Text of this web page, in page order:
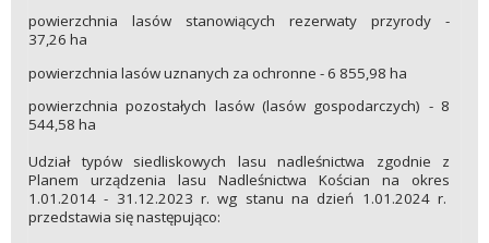
powierzchnia lasów stanowiących rezerwaty przyrody -
37,26 ha
powierzchnia lasów uznanych za ochronne - 6 855,98 ha
powierzchnia pozostałych lasów (lasów gospodarczych) - 8
544,58 ha
Udział typów siedliskowych lasu nadleśnictwa zgodnie z
Planem urządzenia lasu Nadleśnictwa Kościan na okres
1.01.2014 - 31.12.2023 r. wg stanu na dzień 1.01.2024 r.
przedstawia się następująco: